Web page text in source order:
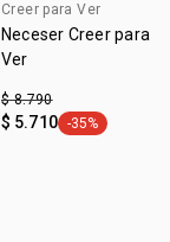
Creer para Ver
Neceser Creer para
Ver
$ 8.790
$ 5.710 general.tag -35%
-35%